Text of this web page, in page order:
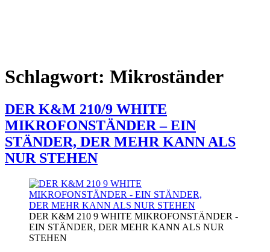
Schlagwort: Mikroständer
DER K&M 210/9 WHITE
MIKROFONSTÄNDER – EIN
STÄNDER, DER MEHR KANN ALS
NUR STEHEN
DER K&M 210 9 WHITE MIKROFONSTÄNDER -
EIN STÄNDER, DER MEHR KANN ALS NUR
STEHEN